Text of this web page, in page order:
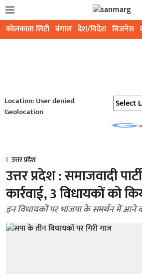
कोलकाता सिटी बंगाल देश/विदेश बिजनेस
Location: User denied
Geolocation
उत्तर प्रदेश
उत्तर प्रदेश : समाजवादी
कार्रवाई, 3 विधायकों को
इन विधायकों पर भाजपा के समर्थन में आने